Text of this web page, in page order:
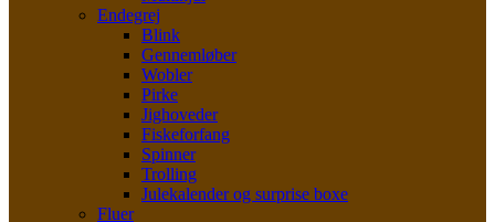
Endegrej
Blink
Gennemløber
Wobler
Pirke
Jighoveder
Fiskeforfang
Spinner
Trolling
Julekalender og surprise boxe
Fluer